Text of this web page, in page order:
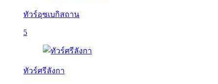
ทัวร์อุซเบกิสถาน
5
ทัวร์ศรีลังกา